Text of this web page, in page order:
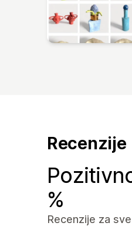
Recenzije
%
Recenzije za